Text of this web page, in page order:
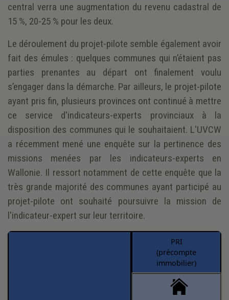
central verra une augmentation du revenu cadastral de
15 %, 20-25 % pour les deux.
Le déroulement du projet-pilote semble également avoir
fait des émules : quelques communes qui n’étaient pas
parties prenantes au départ ont finalement voulu
s’engager dans la démarche. Par ailleurs, le projet-pilote
ayant pris fin, plusieurs provinces ont continué à mettre
ce service d'indicateurs-experts provinciaux à la
disposition des communes qui le souhaitaient. L'UVCW
a récemment mené une enquête sur la pertinence des
missions menées par les indicateurs-experts en
Wallonie. Il ressort notamment de cette enquête que la
très grande majorité des communes ayant participé au
projet-pilote ont souhaité poursuivre la mission de
l'indicateur-expert sur leur territoire.
PRI
(précompte
immobilier)